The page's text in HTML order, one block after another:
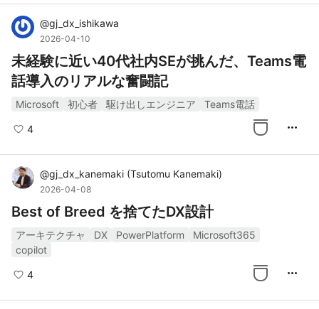
@gj_dx_ishikawa
2026-04-10
未経験に近い40代社内SEが挑んだ、Teams電
話導入のリアルな奮闘記
Microsoft 初心者 駆け出しエンジニア Teams電話
4 more_horiz
@gj_dx_kanemaki (Tsutomu Kanemaki)
2026-04-08
Best of Breed を捨てたDX設計
アーキテクチャ DX PowerPlatform
Microsoft365
copilot
4 more_horiz